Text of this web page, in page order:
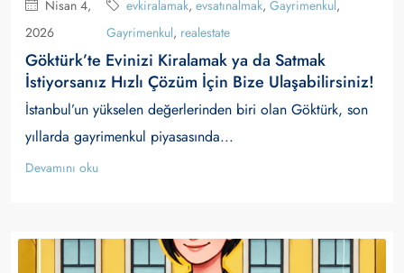
Nisan 4,
2026
evkiralamak,evsatınalmak,Gayrimenkul,
Gayrimenkul, realestate
Göktürk’te Evinizi Kiralamak ya da Satmak
İstiyorsanız Hızlı Çözüm İçin Bize Ulaşabilirsiniz!
İstanbul’un yükselen değerlerinden biri olan Göktürk, son
yıllarda gayrimenkul piyasasında...
Devamını oku